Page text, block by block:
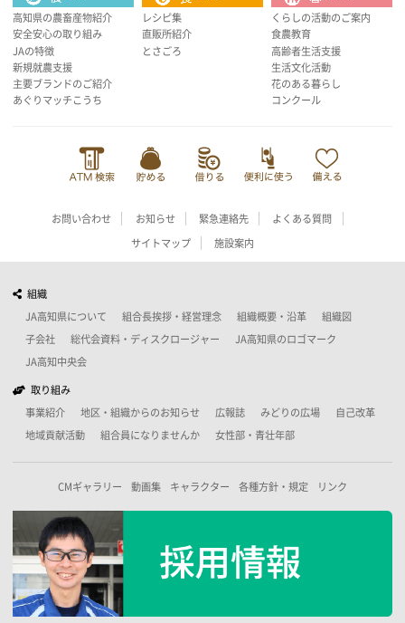
高知県の農畜産物紹介
安全安心の取り組み
JAの特徴
新規就農支援
主要ブランドのご紹介
あぐりマッチこうち
レシピ集
直販所紹介
とさごろ
くらしの活動のご案内
食農教育
高齢者生活支援
生活文化活動
花のある暮らし
コンクール
お問い合わせ お知らせ 緊急連絡先 よくある質問
サイトマップ 施設案内
組織
JA高知県について 組合長挨拶・経営理念 組織概要・沿革 組織図
子会社 総代会資料・ディスクロージャー JA高知県のロゴマーク
JA高知中央会
取り組み
事業紹介 地区・組織からのお知らせ 広報誌 みどりの広場 自己改革
地域貢献活動 組合員になりませんか 女性部・青壮年部
CMギャラリー 動画集 キャラクター 各種方針・規定 リンク